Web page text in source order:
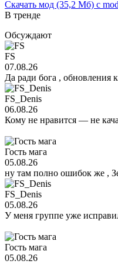
Скачать мод (35,2 Мб) с
В тренде
Обсуждают
FS
07.08.26
Да ради бога , обновления
FS_Denis
06.08.26
Кому не нравится — не
Гость мага
05.08.26
ну там полно ошибок же ,
FS_Denis
05.08.26
У меня группе уже
Гость мага
05.08.26